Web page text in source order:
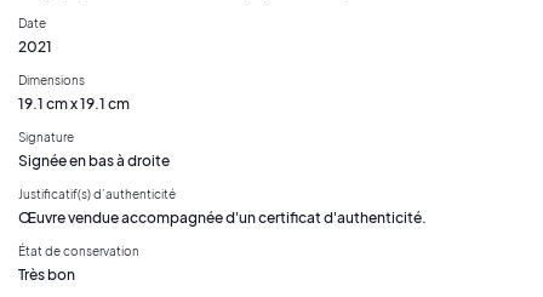
Date
2021
Dimensions
19.1 cm x 19.1 cm
Signature
Signée en bas à droite
Justificatif(s) d’authenticité
Œuvre vendue accompagnée d'un certificat d'authenticité.
État de conservation
Très bon